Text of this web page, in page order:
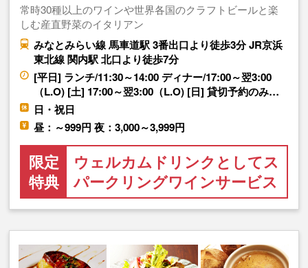
常時30種以上のワインや世界各国のクラフトビールと楽
しむ産直野菜のイタリアン
みなとみらい線 馬車道駅 3番出口より徒歩3分 JR京浜
東北線 関内駅 北口より徒歩7分
[平日] ランチ/11:30～14:00 ディナー/17:00～翌3:00
（L.O) [土] 17:00～翌3:00（L.O) [日] 貸切予約のみ…
日・祝日
昼：～999円 夜：3,000～3,999円
限定
特典
ウェルカムドリンクとしてス
パークリングワインサービス